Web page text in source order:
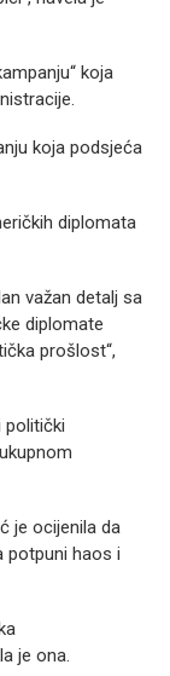
koja
koja podsjeća
diplomata
važan detalj sa
diplomate
prošlost“,
politički
je ocijenila da
potpuni haos i
je ona.